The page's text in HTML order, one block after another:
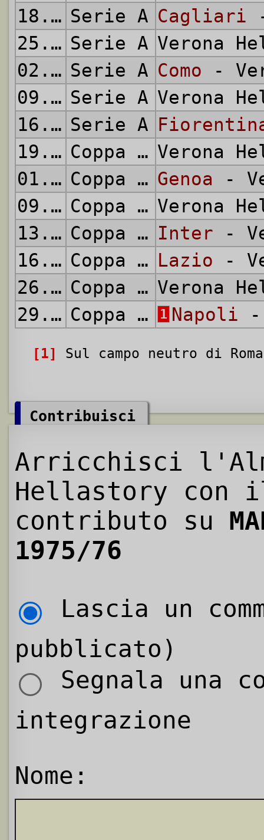
18.04.1976 Serie A Cagliari
25.04.1976 Serie A Verona
02.05.1976 Serie A Como -
09.05.1976 Serie A Verona
16.05.1976 Serie A
19.05.1976
Coppa Italia Verona
01.06.1976
Coppa Italia Genoa -
09.06.1976
Coppa Italia Verona
13.06.1976
Coppa Italia Inter -
16.06.1976
Coppa Italia Lazio -
26.06.1976
Coppa Italia Verona
29.06.1976
Coppa Italia 1 Napoli -
[1] Sul campo neutro di Roma
Contribuisci
Arricchisci
Hellastory con
contributo su
1975/76
Lascia un
pubblicato)
Segnala una
integrazione
Nome: